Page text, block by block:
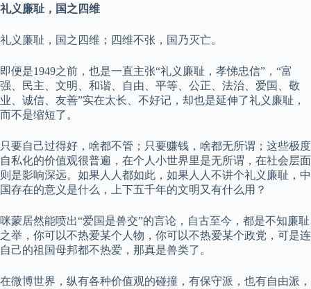
礼义廉耻，国之四维
礼义廉耻，国之四维；四维不张，国乃灭亡。
即便是1949之前，也是一直主张“礼义廉耻，孝悌忠信”，“富
强、民主、文明、和谐、自由、平等、公正、法治、爱国、敬
业、诚信、友善”实在太长、不好记，却也是延伸了礼义廉耻，
而不是缩短了。
只要自己过得好，啥都不管；只要赚钱，啥都无所谓；这些极度
自私化的价值观很普遍，在个人小世界里是无所谓，在社会层面
则是影响深远。如果人人都如此，如果人人不讲个礼义廉耻，中
国存在的意义是什么，上下五千年的文明又有什么用？
咪蒙居然能喷出“爱国是兽交”的言论，自古至今，都是不知廉耻
之举，你可以不热爱某个人物，你可以不热爱某个政党，可是连
自己的祖国母邦都不热爱，那真是兽类了。
在微博世界，纵有各种价值观的碰撞，有保守派，也有自由派，